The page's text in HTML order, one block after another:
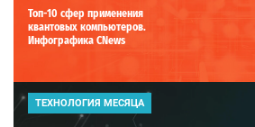
Топ-10 сфер применения
квантовых компьютеров.
Инфографика CNews
ТЕХНОЛОГИЯ МЕСЯЦА